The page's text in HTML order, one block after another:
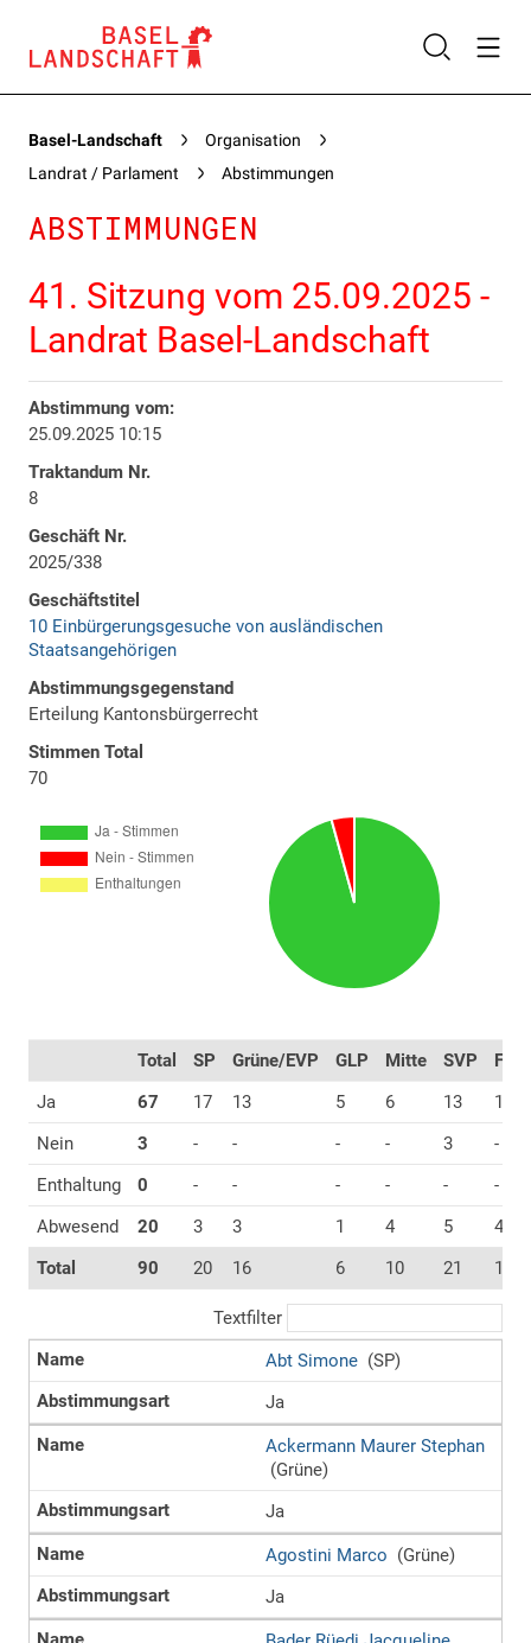
Basel-Landschaft
Organisation
Landrat / Parlament
Abstimmungen
ABSTIMMUNGEN